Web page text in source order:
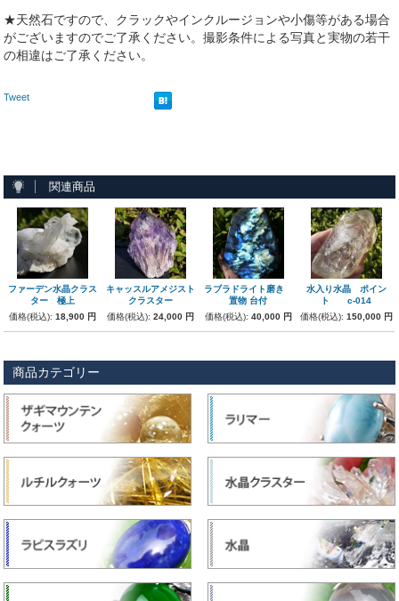
★天然石ですので、クラックやインクルージョンや小傷等がある場合
がございますのでご了承ください。撮影条件による写真と実物の若干
の相違はご了承ください。
Tweet
関連商品
ファーデン水晶クラス
ター 極上
価格(税込):18,900 円
キャッスルアメジスト
クラスター
価格(税込):24,000 円
ラブラドライト磨き
置物 台付
価格(税込): 40,000 円
水入り水晶 ポイン
ト c-014
価格(税込): 150,000 円
商品カテゴリー